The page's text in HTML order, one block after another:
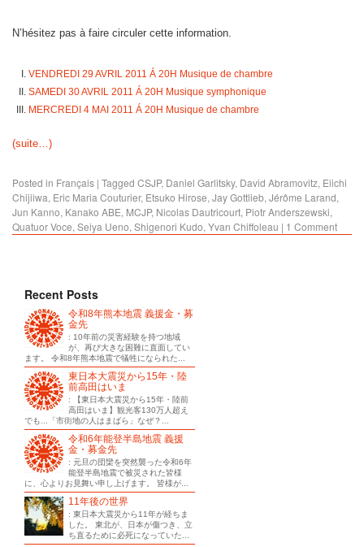
N’hésitez pas à faire circuler cette information.
VENDREDI 29 AVRIL 2011 Á 20H Musique de chambre
SAMEDI 30 AVRIL 2011 Á 20H Musique symphonique
MERCREDI 4 MAI 2011 Á 20H Musique de chambre
(suite…)
Posted in Français | Tagged CSJP, Daniel Garlitsky, David Abramovitz, Eiichi
Chijiiwa, Eric Maria Couturier, Etsuko Hirose, Jay Gottlieb, Jérôme Larand,
Jun Kanno, Kanako ABE, MCJP, Nicolas Dautricourt, Piotr Anderszewski,
Quatuor Voce, Seiya Ueno, Shigenori Kudo, Yvan Chiffoleau | 1 Comment
Recent Posts
令和8年熊本地震 義援金・募
金先
: 10年前の災害経験を持つ地域
が、再び大きな困難に直面してい
ます。 令和8年熊本地震で犠牲になられた...
東日本大震災から15年・陸
前高田はいま
: 【東日本大震災から15年・陸前
高田はいま】観光客130万人超え
でも...「市街地の人はまばら」なぜ？...
令和6年能登半島地震 義援
金・募金先
: 元旦の団欒を突然襲った令和6年
能登半島地震で被災された皆様
に、心よりお見舞い申し上げます。 皆様が...
11年後の世界
: 東日本大震災から11年が経ちま
した。 東北が、日本が傷つき、立
ち直るために必死になっていた...